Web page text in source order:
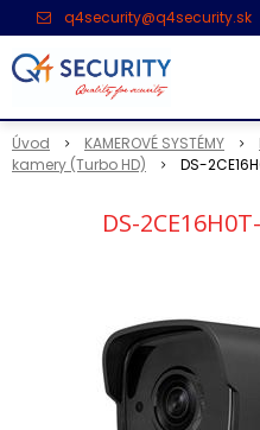
q4security@q4security.sk
Úvod KAMEROVÉ SYSTÉMY
kamery (Turbo HD)
DS-
DS-